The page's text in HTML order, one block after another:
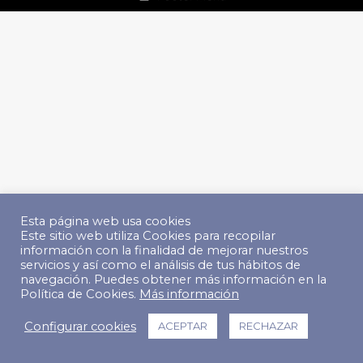
Esta página web usa cookies
Este sitio web utiliza Cookies para recopilar
información con la finalidad de mejorar nuestros
servicios y así como el análisis de tus hábitos de
navegación. Puedes obtener más información en la
Política de Cookies. Más información
Configurar cookies ACEPTAR RECHAZAR